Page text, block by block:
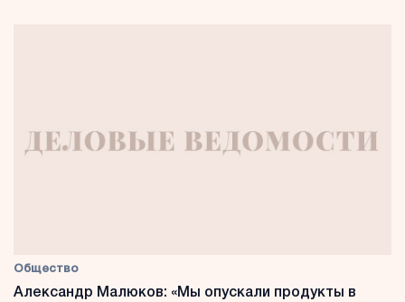
Общество
Александр Малюков: «Мы опускали продукты в